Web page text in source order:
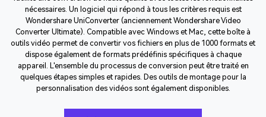
nécessaires. Un logiciel qui répond à tous les critères requis est
Wondershare UniConverter (anciennement Wondershare Video
Converter Ultimate). Compatible avec Windows et Mac, cette boîte à
outils vidéo permet de convertir vos fichiers en plus de 1000 formats et
dispose également de formats prédéfinis spécifiques à chaque
appareil. L'ensemble du processus de conversion peut être traité en
quelques étapes simples et rapides. Des outils de montage pour la
personnalisation des vidéos sont également disponibles.